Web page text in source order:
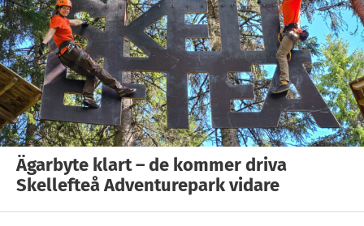
Ägarbyte klart – de kommer driva
Skellefteå Adventurepark vidare